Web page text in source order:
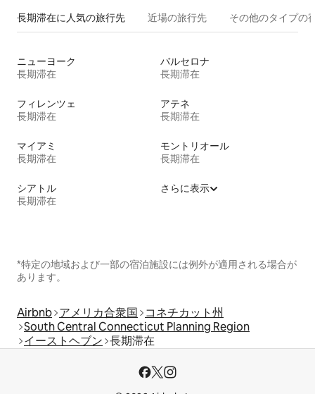
長期滞在に人気の旅行先 近場の旅行先 その他のタ⁠イ⁠プ⁠の
ニューヨーク
長期滞在
バルセロナ
長期滞在
フィレンツェ
長期滞在
アテネ
長期滞在
マイアミ
長期滞在
モントリオール
長期滞在
シアトル
長期滞在
さらに表示
*特定の地域および一部の宿泊施設には例外が適用される場合が
あります。
Airbnb アメリカ合衆国
コネチカット州
South Central Connecticut Planning Region
イーストヘブン 長期滞在